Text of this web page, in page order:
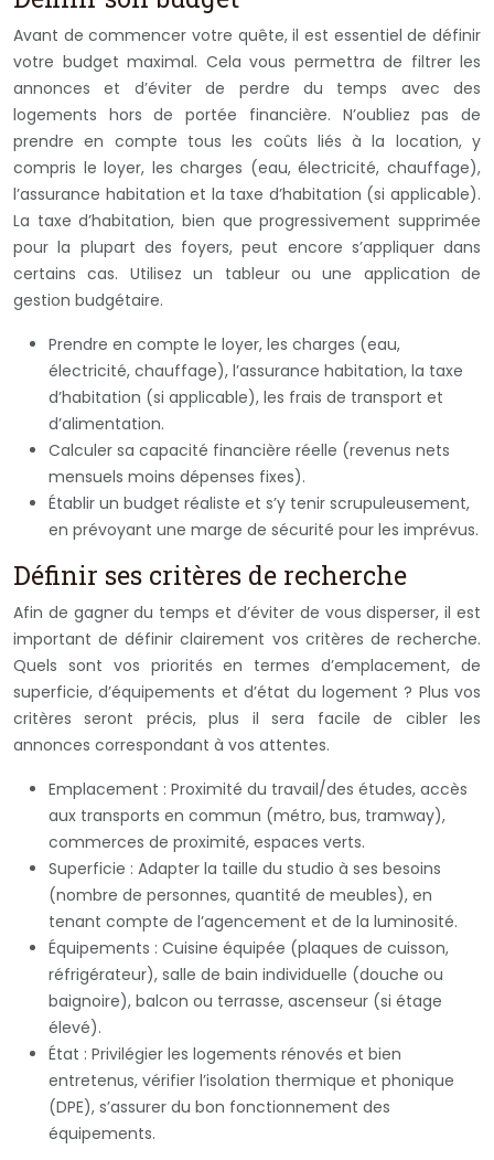
Avant de commencer votre quête, il est essentiel de définir
votre budget maximal. Cela vous permettra de filtrer les
annonces et d’éviter de perdre du temps avec des
logements hors de portée financière. N’oubliez pas de
prendre en compte tous les coûts liés à la location, y
compris le loyer, les charges (eau, électricité, chauffage),
l’assurance habitation et la taxe d’habitation (si applicable).
La taxe d’habitation, bien que progressivement supprimée
pour la plupart des foyers, peut encore s’appliquer dans
certains cas. Utilisez un tableur ou une application de
gestion budgétaire.
Prendre en compte le loyer, les charges (eau,
électricité, chauffage), l’assurance habitation, la taxe
d’habitation (si applicable), les frais de transport et
d’alimentation.
Calculer sa capacité financière réelle (revenus nets
mensuels moins dépenses fixes).
Établir un budget réaliste et s’y tenir scrupuleusement,
en prévoyant une marge de sécurité pour les imprévus.
Définir ses critères de recherche
Afin de gagner du temps et d’éviter de vous disperser, il est
important de définir clairement vos critères de recherche.
Quels sont vos priorités en termes d’emplacement, de
superficie, d’équipements et d’état du logement ? Plus vos
critères seront précis, plus il sera facile de cibler les
annonces correspondant à vos attentes.
Emplacement : Proximité du travail/des études, accès
aux transports en commun (métro, bus, tramway),
commerces de proximité, espaces verts.
Superficie : Adapter la taille du studio à ses besoins
(nombre de personnes, quantité de meubles), en
tenant compte de l’agencement et de la luminosité.
Équipements : Cuisine équipée (plaques de cuisson,
réfrigérateur), salle de bain individuelle (douche ou
baignoire), balcon ou terrasse, ascenseur (si étage
élevé).
État : Privilégier les logements rénovés et bien
entretenus, vérifier l’isolation thermique et phonique
(DPE), s’assurer du bon fonctionnement des
équipements.